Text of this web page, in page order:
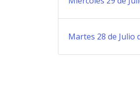
Martes 28 de Julio